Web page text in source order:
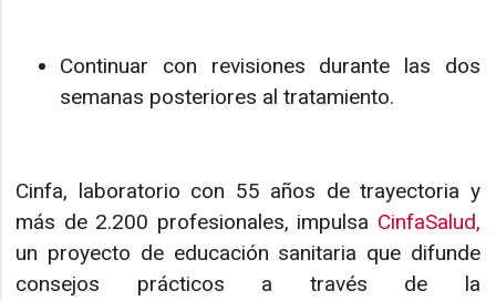
Continuar con revisiones durante las dos
semanas posteriores al tratamiento.
Cinfa, laboratorio con 55 años de trayectoria y
más de 2.200 profesionales, impulsa CinfaSalud,
un proyecto de educación sanitaria que difunde
consejos prácticos a través de la